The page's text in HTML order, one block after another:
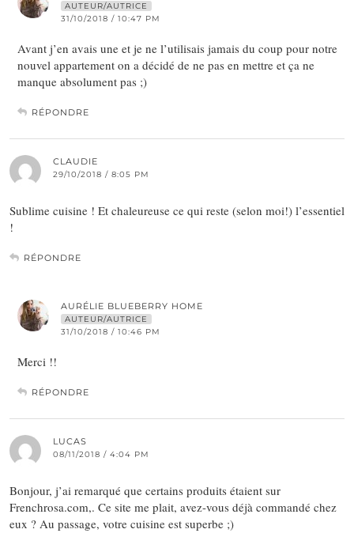
AUTEUR/AUTRICE
31/10/2018 / 10:47 PM
Avant j’en avais une et je ne l’utilisais jamais du coup pour notre
nouvel appartement on a décidé de ne pas en mettre et ça ne
manque absolument pas ;)
RÉPONDRE
CLAUDIE
29/10/2018 / 8:05 PM
Sublime cuisine ! Et chaleureuse ce qui reste (selon moi!) l’essentiel
!
RÉPONDRE
AURÉLIE BLUEBERRY HOME
AUTEUR/AUTRICE
31/10/2018 / 10:46 PM
Merci !!
RÉPONDRE
LUCAS
08/11/2018 / 4:04 PM
Bonjour, j’ai remarqué que certains produits étaient sur
Frenchrosa.com,. Ce site me plait, avez-vous déjà commandé chez
eux ? Au passage, votre cuisine est superbe ;)